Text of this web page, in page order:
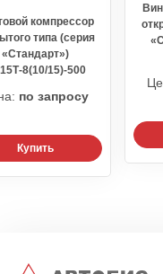
компрессор
типа (серия
«Стандарт»)
8(10/15)-500
по запросу
Купить